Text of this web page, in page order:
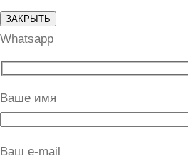
ЗАКРЫТЬ
Whatsapp
Ваше имя
Ваш e-mail